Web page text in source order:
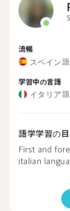
流暢
スペイン語
学習中の言語
イタリア語
語学学習の
First and
italian